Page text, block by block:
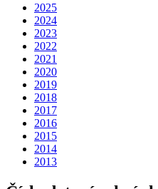
2025
2024
2023
2022
2021
2020
2019
2018
2017
2016
2015
2014
2013